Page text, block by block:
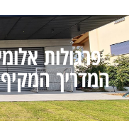
פרגולות
המדריך